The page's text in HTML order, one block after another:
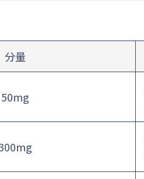
分量
50mg